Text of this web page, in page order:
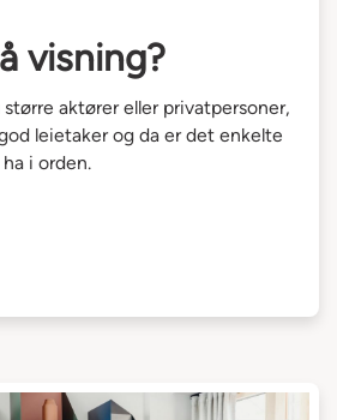
visning?
aktører eller privatpersoner,
leietaker og da er det enkelte
i orden.